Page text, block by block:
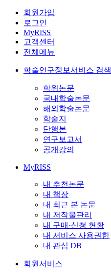
회원가입
로그인
MyRISS
고객센터
전체메뉴
학술연구정보서비스 검색
학위논문
국내학술논문
해외학술논문
학술지
단행본
연구보고서
공개강의
MyRISS
내 추천논문
내 책장
내 최근 본 논문
내 저작물관리
내 구매·신청 현황
내 서비스 사용권한
내 관심 DB
회원서비스